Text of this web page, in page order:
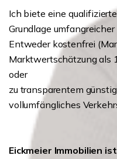
Ich biete eine
Grundlage
Entweder kostenfrei
Marktwertschätzung als
oder
zu transparentem
vollumfängliches
Eickmeier Immobilien